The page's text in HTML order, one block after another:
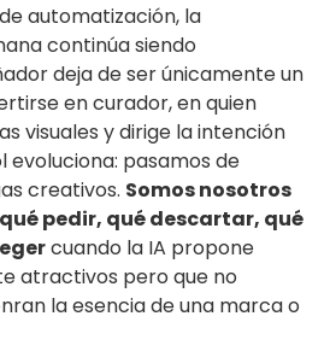
automatización, la
continúa siendo
deja de ser únicamente un
en curador, en quien
visuales y dirige la intención
evoluciona: pasamos de
creativos. Somos nosotros
pedir, qué descartar, qué
cuando la IA propone
atractivos pero que no
la esencia de una marca o